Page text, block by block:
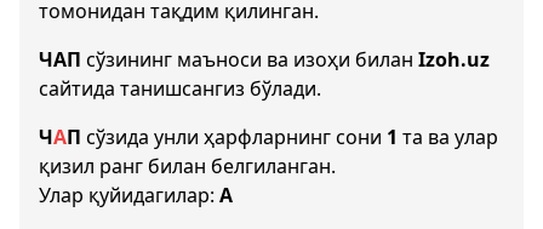
томонидан тақдим қилинган.
ЧАП сўзининг маъноси ва изоҳи билан Izoh.uz
сайтида танишсангиз бўлади.
ЧАП сўзида унли ҳарфларнинг сони 1 та ва улар
қизил ранг билан белгиланган.
Улар қуйидагилар: А